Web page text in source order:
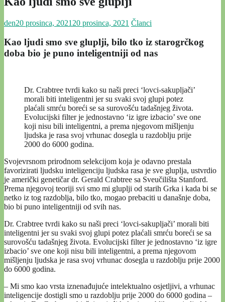
den20 prosinca, 2021 20 prosinca, 2021 Članci
Kao ljudi smo sve gluplji, bilo tko iz starogrčkog
doba bio je puno inteligentniji od nas
Dr. Crabtree tvrdi kako su naši preci ‘lovci-sakupljači’
morali biti inteligentni jer su svaki svoj glupi potez
plaćali smrću boreći se sa surovošću tadašnjeg života.
Evolucijski filter je jednostavno ‘iz igre izbacio’ sve one
koji nisu bili inteligentni, a prema njegovom mišljenju
ljudska je rasa svoj vrhunac dosegla u razdoblju prije
2000 do 6000 godina.
Svojevrsnom prirodnom selekcijom koja je odavno prestala
favorizirati ljudsku inteligenciju ljudska rasa je sve gluplja, ustvrdio
je američki genetičar dr. Gerald Crabtree sa Sveučilišta Stanford.
Prema njegovoj teoriji svi smo mi gluplji od starih Grka i kada bi se
netko iz tog razdoblja, bilo tko, mogao prebaciti u današnje doba,
bio bi puno inteligentniji od svih nas.
Dr. Crabtree tvrdi kako su naši preci ‘lovci-sakupljači’ morali biti
inteligentni jer su svaki svoj glupi potez plaćali smrću boreći se sa
surovošću tadašnjeg života. Evolucijski filter je jednostavno ‘iz igre
izbacio’ sve one koji nisu bili inteligentni, a prema njegovom
mišljenju ljudska je rasa svoj vrhunac dosegla u razdoblju prije 2000
do 6000 godina.
– Mi smo kao vrsta iznenađujuće intelektualno osjetljivi, a vrhunac
inteligencije dostigli smo u razdoblju prije 2000 do 6000 godina –